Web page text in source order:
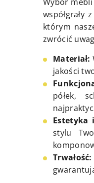
współgrały
którym
zwrócić
Materiał:
jakości
półek,
Estetyka
stylu
Trwałość: